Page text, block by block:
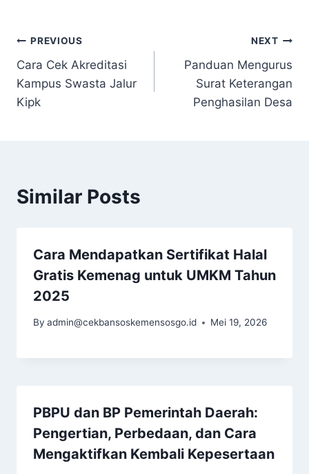
Navigasi
pos
PREVIOUS
Cara Cek Akreditasi
Kampus Swasta Jalur
Kipk
NEXT
Panduan Mengurus
Surat Keterangan
Penghasilan Desa
Similar Posts
Cara Mendapatkan Sertifikat Halal
Gratis Kemenag untuk UMKM Tahun
2025
By admin@cekbansoskemensosgo.id Mei 19, 2026
PBPU dan BP Pemerintah Daerah:
Pengertian, Perbedaan, dan Cara
Mengaktifkan Kembali Kepesertaan